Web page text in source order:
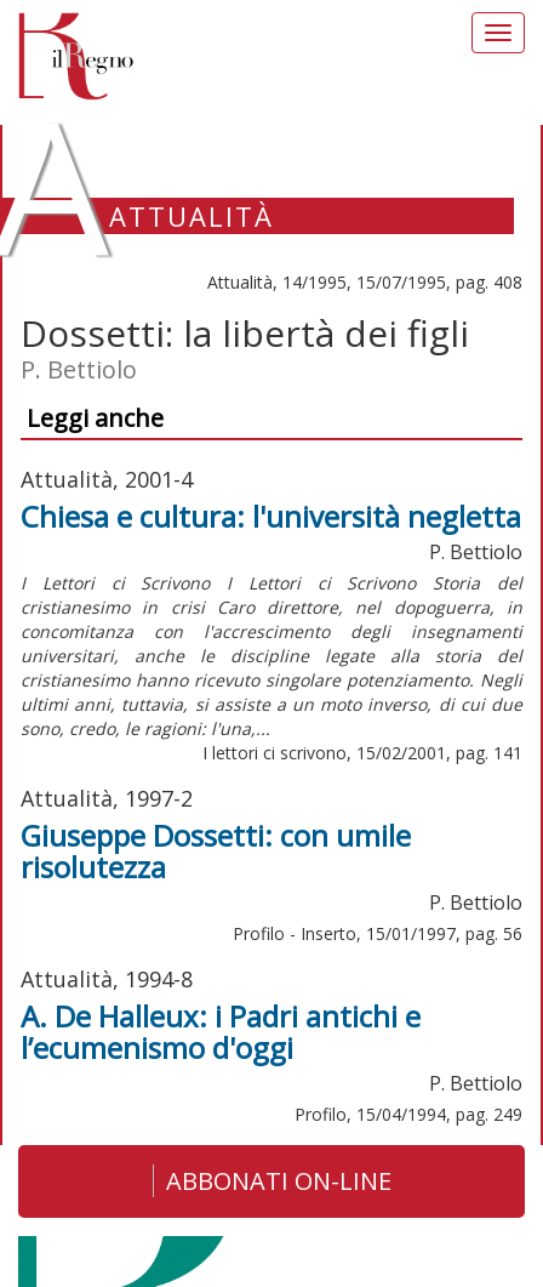
ATTUALITÀ
Attualità, 14/1995, 15/07/1995, pag. 408
Dossetti: la libertà dei figli
P. Bettiolo
Leggi anche
Attualità, 2001-4
Chiesa e cultura: l'università negletta
P. Bettiolo
I Lettori ci Scrivono I Lettori ci Scrivono Storia del
cristianesimo in crisi Caro direttore, nel dopoguerra, in
concomitanza con l'accrescimento degli insegnamenti
universitari, anche le discipline legate alla storia del
cristianesimo hanno ricevuto singolare potenziamento. Negli
ultimi anni, tuttavia, si assiste a un moto inverso, di cui due
sono, credo, le ragioni: l'una,...
I lettori ci scrivono, 15/02/2001, pag. 141
Attualità, 1997-2
Giuseppe Dossetti: con umile
risolutezza
P. Bettiolo
Profilo - Inserto, 15/01/1997, pag. 56
Attualità, 1994-8
A. De Halleux: i Padri antichi e
l’ecumenismo d'oggi
P. Bettiolo
Profilo, 15/04/1994, pag. 249
ABBONATI ON-LINE